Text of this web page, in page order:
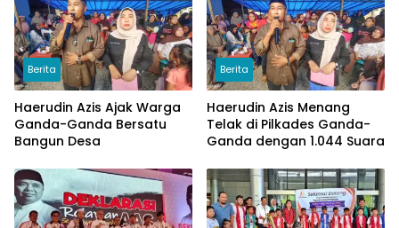
Berita
Haerudin Azis Ajak Warga
Ganda-Ganda Bersatu
Bangun Desa
Berita
Haerudin Azis Menang
Telak di Pilkades Ganda-
Ganda dengan 1.044 Suara